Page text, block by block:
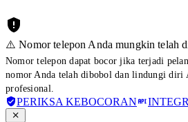
⚠️ Nomor telepon Anda mungkin telah
Nomor telepon dapat bocor jika terjadi
nomor Anda telah dibobol dan lindungi diri
profesional.
PERIKSA KEBOCORAN